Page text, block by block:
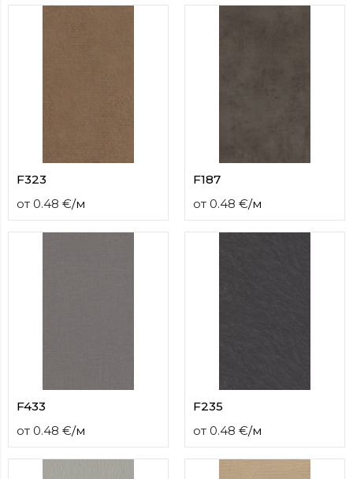
contact
replica
F323
от 0.48 €/м
F187
от 0.48 €/м
F433
от 0.48 €/м
F235
от 0.48 €/м